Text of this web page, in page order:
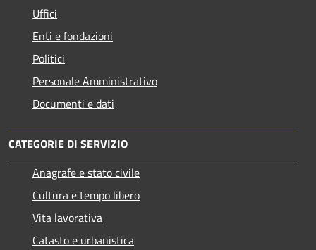
Uffici
Enti e fondazioni
Politici
Personale Amministrativo
Documenti e dati
CATEGORIE DI SERVIZIO
Anagrafe e stato civile
Cultura e tempo libero
Vita lavorativa
Catasto e urbanistica